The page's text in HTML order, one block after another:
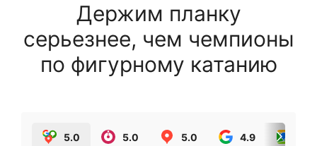
Держим планку
серьезнее, чем чемпионы
по фигурному катанию
5.0 5.0 5.0 4.9